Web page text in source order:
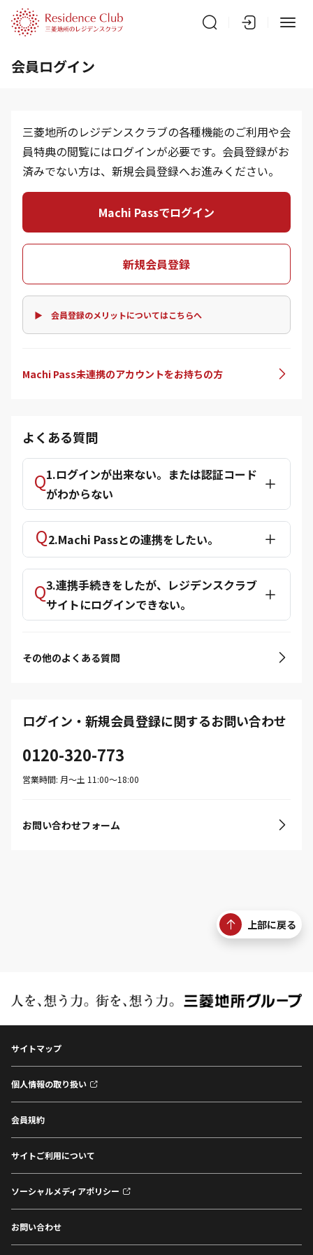
会員ログイン
三菱地所のレジデンスクラブの各種機能のご利用や会
員特典の閲覧にはログインが必要です。会員登録がお
済みでない方は、新規会員登録へお進みください。
Machi Passでログイン
新規会員登録
▶ 会員登録のメリットについてはこちらへ
Machi Pass未連携のアカウントをお持ちの方
よくある質問
1.ログインが出来ない。または認証コード
がわからない
2.Machi Passとの連携をしたい。
3.連携手続きをしたが、レジデンスクラブ
サイトにログインできない。
その他のよくある質問
ログイン・新規会員登録に関するお問い合わせ
0120-320-773
営業時間: 月〜土 11:00〜18:00
お問い合わせフォーム
上部に戻る
サイトマップ
個人情報の取り扱い
会員規約
サイトご利用について
ソーシャルメディアポリシー
お問い合わせ